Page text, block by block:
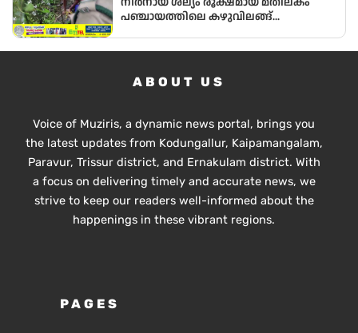
പഞ്ചായത്തിലെ കഴുവിലങ്ങ്
ABOUT US
Voice of Muziris, a dynamic news portal, brings you
the latest updates from Kodungallur, Kaipamangalam,
Paravur, Trissur district, and Ernakulam district. With
a focus on delivering timely and accurate news, we
strive to keep our readers well-informed about the
happenings in these vibrant regions.
PAGES